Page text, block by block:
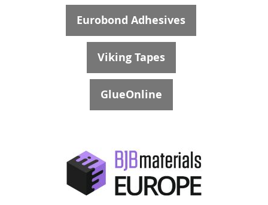
Eurobond Adhesives
Viking Tapes
GlueOnline